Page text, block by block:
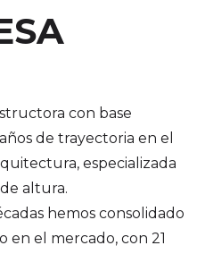
con base
de trayectoria en el
especializada
altura.
hemos consolidado
en el mercado, con 21